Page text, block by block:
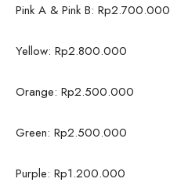
Pink A & Pink B: Rp2.700.000
Yellow: Rp2.800.000
Orange: Rp2.500.000
Green: Rp2.500.000
Purple: Rp1.200.000